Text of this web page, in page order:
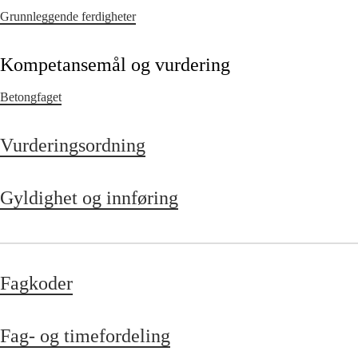
Grunnleggende ferdigheter
Kompetansemål og vurdering
Betongfaget
Vurderingsordning
Gyldighet og innføring
Fagkoder
Fag- og timefordeling